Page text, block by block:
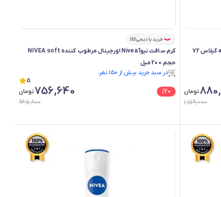
اسپری ضد تعریق زنانه نیوآ Nivea اورجینال رایحه گیلاس 72
تومان
1,159,000
خرید با دیجی‌کالا
کرم سافت نیوآ Nivea اورجینال مرطوب کننده NIVEA soft
حجم 200 میل
در سبد خرید بیش از ۱۵۰ نفر.
5
%20
756,640تومان
945,800